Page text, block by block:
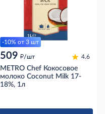
-10% от 3 шт
509 д/шт 4.6
METRO Chef Кокосовое
молоко Coconut Milk 17-
18%, 1л